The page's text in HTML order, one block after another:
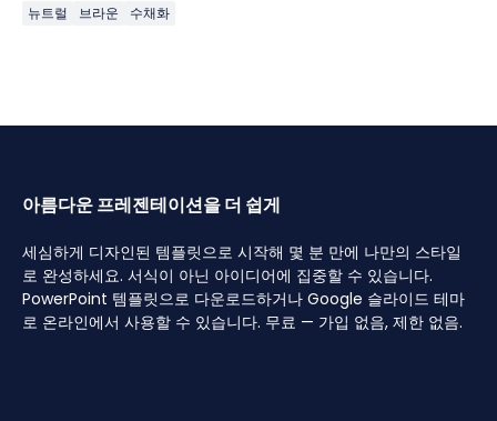
뉴트럴 브라운 수채화
아름다운 프레젠테이션을 더 쉽게
세심하게 디자인된 템플릿으로 시작해 몇 분 만에 나만의 스타일
로 완성하세요. 서식이 아닌 아이디어에 집중할 수 있습니다.
PowerPoint 템플릿으로 다운로드하거나 Google 슬라이드 테마
로 온라인에서 사용할 수 있습니다. 무료 — 가입 없음, 제한 없음.